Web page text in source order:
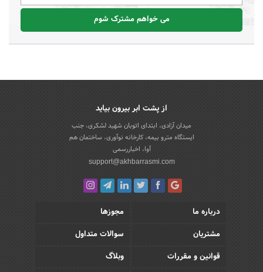
می خواهم مشترک شوم
از پشت ابر بیرون بیاید
میدان آزادی، ابتدای اتوبان شهید لشکری، جنب
ایستگاه مترو بیمه، کارخانه نوآوری، ساختمان هم
آوا، اخباررسمی
support@akhbarrasmi.com
درباره ما
مجوزها
مشتریان
سوالات متداول
قوانین و مقررات
وبلاگ